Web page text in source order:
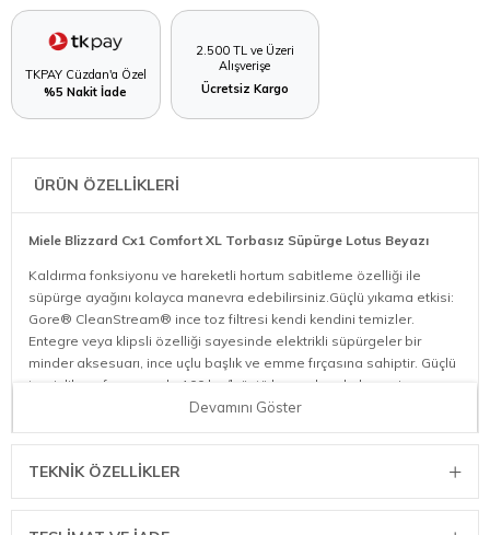
TKPAY Cüzdan'a Özel
%5 Nakit İade
2.500 TL ve Üzeri
Alışverişe
Ücretsiz Kargo
ÜRÜN ÖZELLİKLERİ
Miele Blizzard Cx1 Comfort XL Torbasız Süpürge Lotus Beyazı
Kaldırma fonksiyonu ve hareketli hortum sabitleme özelliği ile
süpürge ayağını kolayca manevra edebilirsiniz.Güçlü yıkama etkisi:
Gore® CleanStream® ince toz filtresi kendi kendini temizler.
Entegre veya klipsli özelliği sayesinde elektrikli süpürgeler bir
minder aksesuarı, ince uçlu başlık ve emme fırçasına sahiptir. Güçlü
temizlik performansıyla 100 km/h üstü hava akımı kaba ve ince
tozların mükemmel bir şekilde alınmasını sağlamaktadır. Yenilikçi
kaldırmadan boşaltılır. Sallanmaz veya devrilmez olması sebebiyle
dört yönlendirme tekerleği maksimum hareketlilikte çok güvenli
sürüş deneyimi sağlayarak zemini korur. Gerektiğinde yer fırçası ve
Devamını Göster
TEKNIK ÖZELLIKLER